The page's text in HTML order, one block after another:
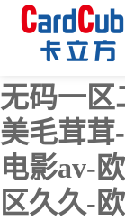
91在线
无码一区
美毛茸茸
电影av-
区久久-